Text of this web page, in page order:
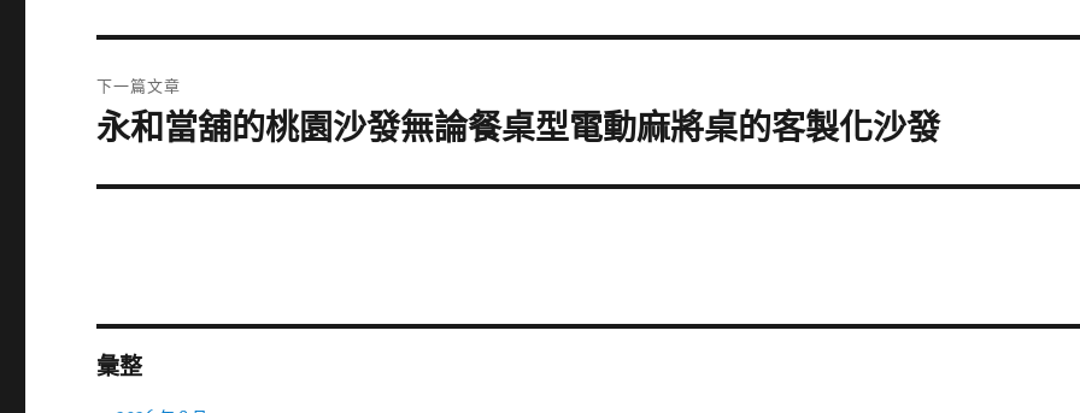
篇
文
章:
下一篇文章
下
篇
永和當舖的桃園沙發無論餐桌型電動麻將桌的客製化沙發
彙整